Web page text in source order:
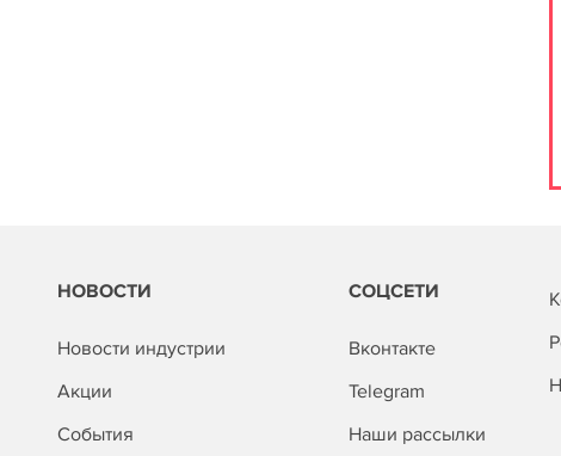
НОВОСТИ
Новости индустрии
Акции
События
СОЦСЕТИ
Вконтакте
Telegram
Наши рассылки